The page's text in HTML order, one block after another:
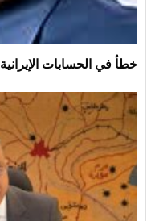
خطأ في الحسابات الإيرانية